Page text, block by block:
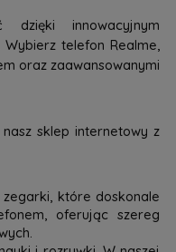
dzięki innowacyjnym
telefon Realme,
oraz zaawansowanymi
sklep internetowy z
które doskonale
oferując szereg